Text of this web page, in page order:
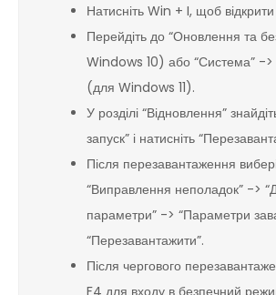
Натисніть Win + I, щоб
Перейдіть до “Оновлення та
Windows 10) або “Система” ->
(для Windows 11).
У розділі “Відновлення”
запуск” і натисніть
Після перезавантаження
“Виправлення неполадок” ->
параметри” -> “Параметри
“Перезавантажити”.
Після чергового
F4 для входу в безпечний